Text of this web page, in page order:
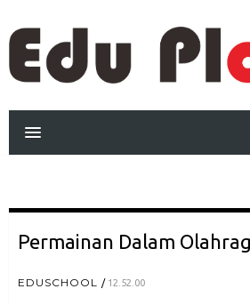
Permainan Dalam
EDUSCHOOL 12.52.00